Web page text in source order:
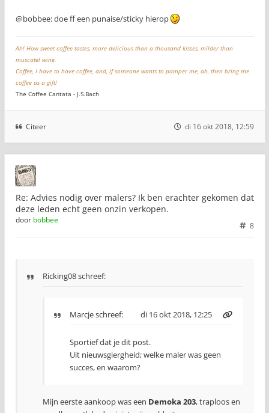
@bobbee: doe ff een punaise/sticky hierop
Ah! How sweet coffee tastes, more delicious than a thousand kisses, milder than
muscatel wine.
Coffee, I have to have coffee, and, if someone wants to pamper me, ah, then bring me
coffee as a gift!
The Coffee Cantata - J.S.Bach
Citeer di 16 okt 2018, 12:59
Re: Advies nodig over malers? Ik ben erachter gekomen dat
deze leden echt geen onzin verkopen.
8
door bobbee
Ricking08 schreef:
Marcjeschreef: di 16 okt 2018, 12:25
Sportief dat je dit post.
Uit nieuwsgiergheid; welke maler was geen
succes, en waarom?
Mijn eerste aankoop was een Demoka 203, traploos en